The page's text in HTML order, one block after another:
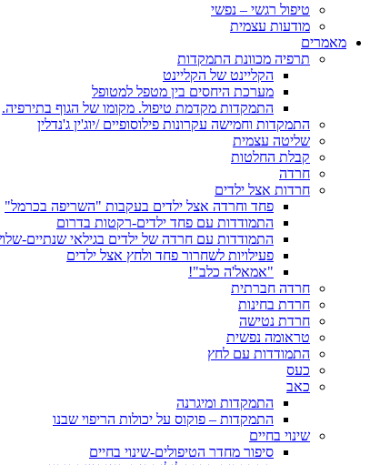
טיפול רגשי – נפשי
מודעות עצמית
מאמרים
תרפיה מכוונת התמקדות
הקליינט של הקליינט
מערכת היחסים בין מטפל למטופל
התמקדות מקדמת טיפול. מקומו של הגוף בתירפיה.
התמקדות וחמישה עקרונות פילוסופיים /יוג'ין ג'נדלין
שליטה עצמית
קבלת החלטות
חרדה
חרדות אצל ילדים
פחד וחרדה אצל ילדים בעקבות "השריפה בכרמל"
התמודדות עם פחד ילדים-רקטות בדרום
התמודדות עם חרדה של ילדים בגילאי שנתיים-
פעילויות לשחרור פחד ולחץ אצל ילדים
"אמאל'ה כלב"!
חרדה חברתית
חרדת בחינות
חרדת נטישה
טראומה נפשית
התמודדות עם לחץ
כעס
כאב
התמקדות ומיגרנה
התמקדות – פוקוס על יכולות הריפוי שבנו
שינוי בחיים
סיפור מחדר הטיפולים-שינוי בחיים